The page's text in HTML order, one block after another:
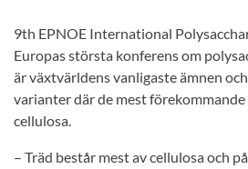
9th EPNOE International
Europas största konferens om
är växtvärldens vanligaste ämnen
varianter där de mest förekommande
cellulosa.
– Träd består mest av cellulosa och